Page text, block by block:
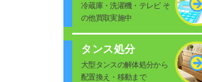
冷蔵庫・洗濯機・テレビ そ
の他買取実施中
タンス処分
大型タンスの解体処分から
配置換え・移動まで